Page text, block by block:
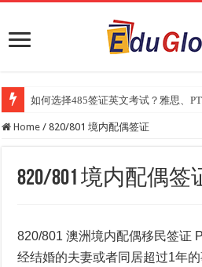
如何选择485签证英文考试？雅思、
Home / 820/801 境内配偶签证
820/801 境内配偶签
820/801 澳洲境内配偶移民签证
经结婚的夫妻或者同居超过1年的